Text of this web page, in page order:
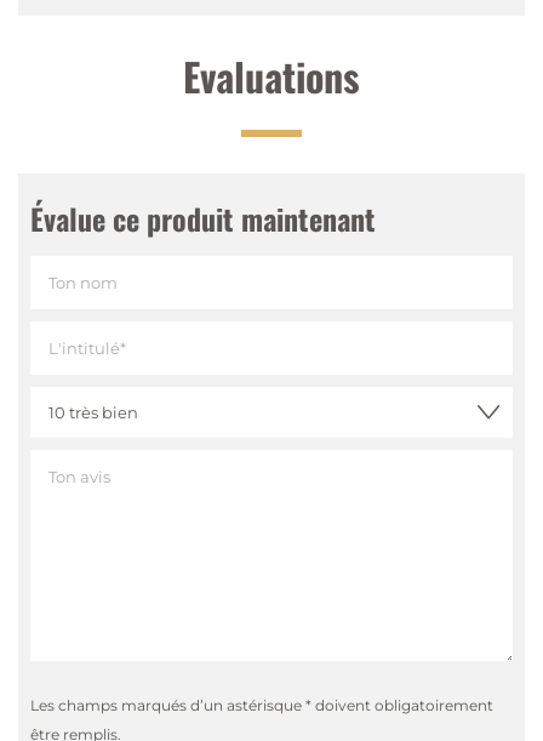
Evaluations
Évalue ce produit maintenant
Les champs marqués d’un astérisque * doivent obligatoirement
être remplis.